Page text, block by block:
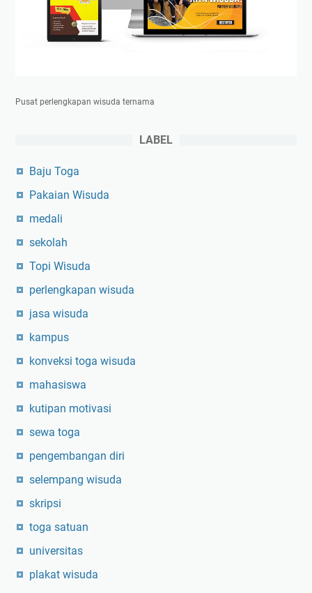
Pusat perlengkapan wisuda ternama
LABEL
Baju Toga
Pakaian Wisuda
medali
sekolah
Topi Wisuda
perlengkapan wisuda
jasa wisuda
kampus
konveksi toga wisuda
mahasiswa
kutipan motivasi
sewa toga
pengembangan diri
selempang wisuda
skripsi
toga satuan
universitas
plakat wisuda